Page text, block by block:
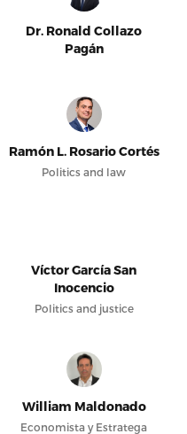
Dr. Ronald Collazo
Pagán
Ramón L. Rosario Cortés
Politics and law
Víctor García San
Inocencio
Politics and justice
William Maldonado
Economista y Estratega